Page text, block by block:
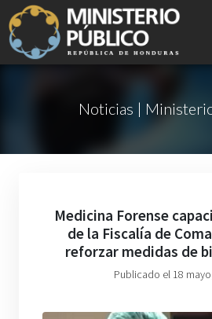
Noticias |
Medicina Forense
de la Fiscalía de
reforzar medidas de
Publicado el 18